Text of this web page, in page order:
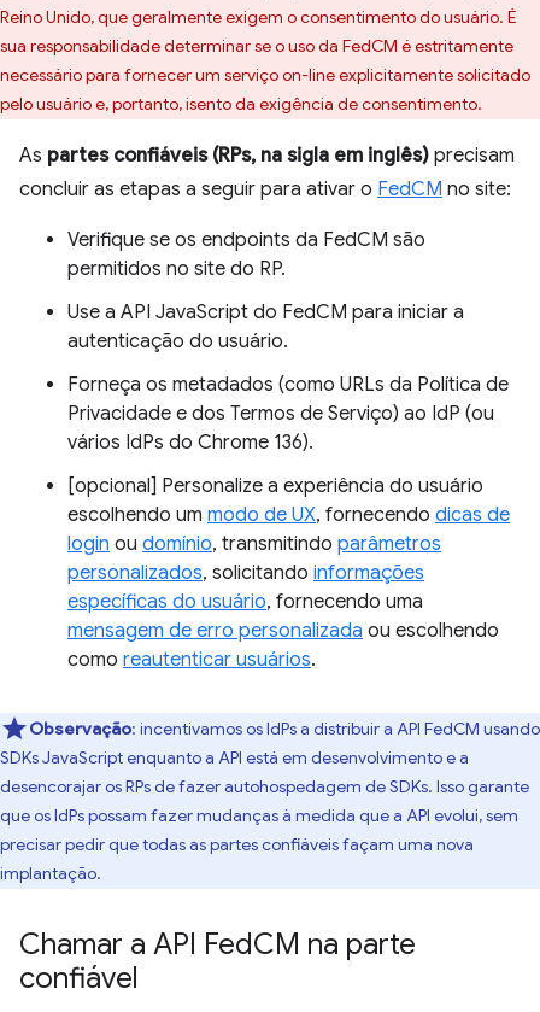
Reino Unido, que geralmente exigem o consentimento do usuário. É
sua responsabilidade determinar se o uso da FedCM é estritamente
necessário para fornecer um serviço on-line explicitamente solicitado
pelo usuário e, portanto, isento da exigência de consentimento.
As partes confiáveis (RPs, na sigla em inglês) precisam
concluir as etapas a seguir para ativar o FedCM no site:
Verifique se os endpoints da FedCM são
permitidos no site do RP.
Use a API JavaScript do FedCM para iniciar a
autenticação do usuário.
Forneça os metadados (como URLs da Política de
Privacidade e dos Termos de Serviço) ao IdP (ou
vários IdPs do Chrome 136).
[opcional] Personalize a experiência do usuário
escolhendo um modo de UX, fornecendo dicas de
login ou domínio, transmitindo parâmetros
personalizados, solicitando informações
específicas do usuário, fornecendo uma
mensagem de erro personalizada ou escolhendo
como reautenticar usuários.
Observação: incentivamos os IdPs a distribuir a API FedCM usando
SDKs JavaScript enquanto a API está em desenvolvimento e a
desencorajar os RPs de fazer autohospedagem de SDKs. Isso garante
que os IdPs possam fazer mudanças à medida que a API evolui, sem
precisar pedir que todas as partes confiáveis façam uma nova
implantação.
Chamar a API FedCM na parte
confiável